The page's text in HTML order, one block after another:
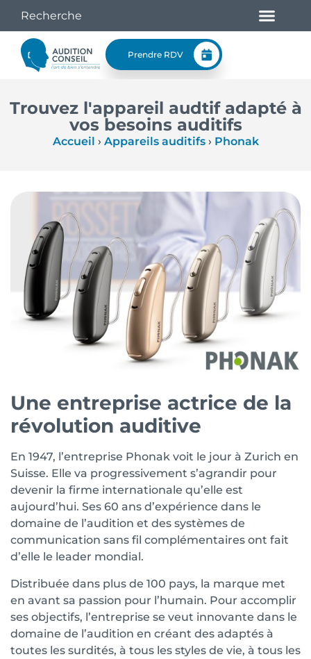
Prendre RDV
Trouvez l'appareil audtif adapté à
vos besoins auditifs
Accueil › Appareils auditifs› Phonak
Une entreprise actrice de la
révolution auditive
En 1947, l’entreprise Phonak voit le jour à Zurich en
Suisse. Elle va progressivement s’agrandir pour
devenir la firme internationale qu’elle est
aujourd’hui. Ses 60 ans d’expérience dans le
domaine de l’audition et des systèmes de
communication sans fil complémentaires ont fait
d’elle le leader mondial.
Distribuée dans plus de 100 pays, la marque met
en avant sa passion pour l’humain. Pour accomplir
ses objectifs, l’entreprise se veut innovante dans le
domaine de l’audition en créant des adaptés à
toutes les surdités, à tous les styles de vie, à tous les